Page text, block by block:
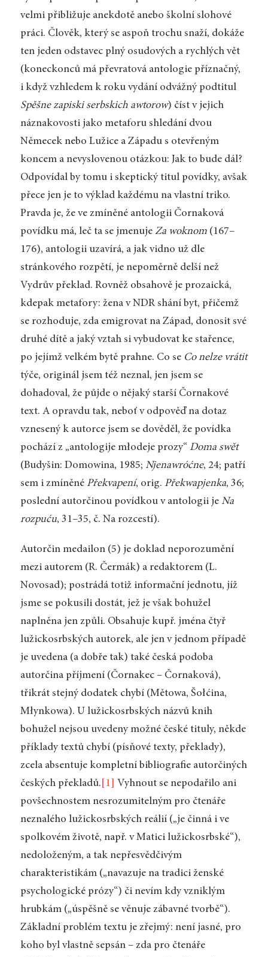
velmi přibližuje anekdotě anebo školní slohové
práci. Člověk, který se aspoň trochu snaží, dokáže
ten jeden odstavec plný osudových a rychlých vět
(koneckonců má převratová antologie příznačný,
i když vzhledem k roku vydání odvážný podtitul
Spěšne zapiski serbskich awtorow) číst v jejich
náznakovosti jako metaforu shledání dvou
Němecek nebo Lužice a Západu s otevřeným
koncem a nevyslovenou otázkou: Jak to bude dál?
Odpovídal by tomu i skeptický titul povídky, avšak
přece jen je to výklad každému na vlastní triko.
Pravda je, že ve zmíněné antologii Čornaková
povídku má, leč ta se jmenuje Za woknom(167–
176), antologii uzavírá, a jak vidno už dle
stránkového rozpětí, je nepoměrně delší než
Vydrův překlad. Rovněž obsahově je prozaická,
kdepak metafory: žena v NDR shání byt, přičemž
se rozhoduje, zda emigrovat na Západ, donosit své
druhé dítě a jaký vztah si vybudovat ke stařence,
po jejímž velkém bytě prahne. Co se Co nelze vrátit
týče, originál jsem též neznal, jen jsem se
dohadoval, že půjde o nějaký starší Čornakové
text. A opravdu tak, neboť v odpověď na dotaz
vznesený k autorce jsem se dověděl, že povídka
pochází z „antologije młodeje prozy“ Doma swět
(Budyšin: Domowina, 1985; Njenawróćne, 24; patří
sem i zmíněné Překvapení, orig. Překwapjenka, 36;
poslední autorčinou povídkou v antologii je Na
rozpuću, 31–35, č. Na rozcestí).
Autorčin medailon (5) je doklad neporozumění
mezi autorem (R. Čermák) a redaktorem (L.
Novosad); postrádá totiž informační jednotu, jíž
jsme se pokusili dostát, jež je však bohužel
naplněna jen způli. Obsahuje kupř. jména čtyř
lužickosrbských autorek, ale jen v jednom případě
je uvedena (a dobře tak) také česká podoba
autorčina příjmení (Čornakec – Čornaková),
třikrát stejný dodatek chybí (Mětowa, Šołćina,
Młynkowa). U lužickosrbských názvů knih
bohužel nejsou uvedeny možné české tituly, někde
příklady textů chybí (písňové texty, překlady),
zcela absentuje kompletní bibliografie autorčiných
českých překladů. [1]
Vyhnout se nepodařilo ani
povšechnostem nesrozumitelným pro čtenáře
neznalého lužickosrbských reálií („je činná i ve
spolkovém životě, např. v Matici lužickosrbské“),
nedoloženým, a tak nepřesvědčivým
charakteristikám („navazuje na tradici ženské
psychologické prózy“) či nevím kdy vzniklým
hrubkám („úspěšně se věnuje zábavné tvorbě“).
Základní problém textu je zřejmý: není jasné, pro
koho byl vlastně sepsán – zda pro čtenáře